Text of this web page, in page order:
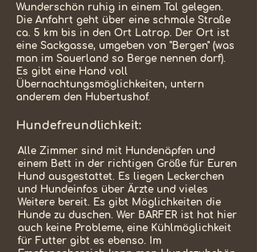
Wunderschön ruhig in einem Tal gelegen.
Die Anfahrt geht über eine schmale Straße
ca. 5 km bis in den Ort Latrop. Der Ort ist
eine Sackgasse, umgeben von "Bergen" (was
man im Sauerland so Berge nennen darf).
Es gibt eine Hand voll
Übernachtungsmöglichkeiten, untern
anderem den Hubertushof.
Hundefreundlichkeit:
Alle Zimmer sind mit Hundenäpfen und
einem Bett in der richtigen Größe für Euren
Hund ausgestattet. Es liegen Leckerchen
und Hundeinfos über Ärzte und vieles
Weitere bereit. Es gibt Möglichkeiten die
Hunde zu duschen. Wer BARFER ist hat hier
auch keine Probleme, eine Kühlmöglichkeit
für Futter gibt es ebenso. Im